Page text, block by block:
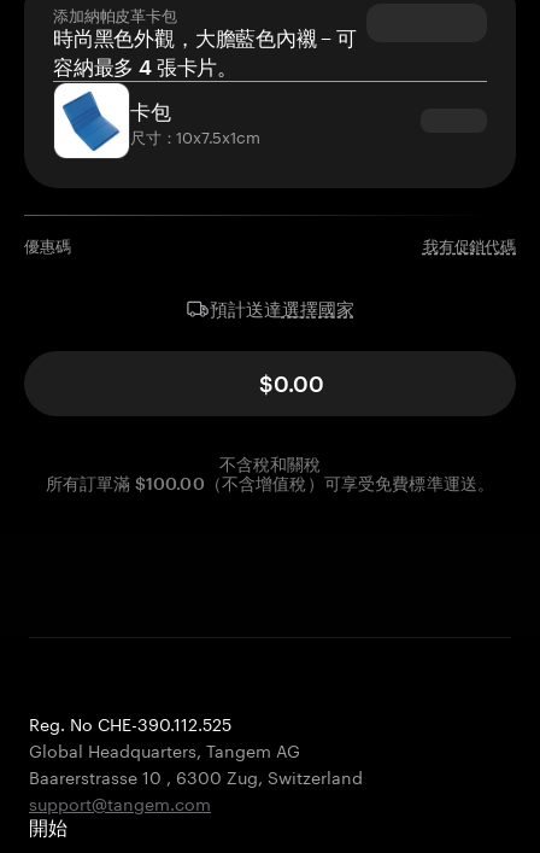
添加納帕皮革卡包
時尚黑色外觀，大膽藍色內襯 – 可
容納最多 4 張卡片。
卡包
尺寸：10x7.5x1cm
優惠碼 我有促銷代碼
預計送達選擇國家
$0.00
不含稅和關稅
所有訂單滿 $100.00（不含增值稅）可享受免費標準運送。
Reg. No CHE-390.112.525
Global Headquarters, Tangem AG
Baarerstrasse 10 , 6300 Zug, Switzerland
support@tangem.com
開始